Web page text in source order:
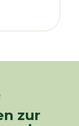
zur